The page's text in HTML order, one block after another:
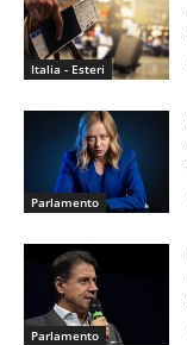
Italia - Esteri
Parlamento
Parlamento